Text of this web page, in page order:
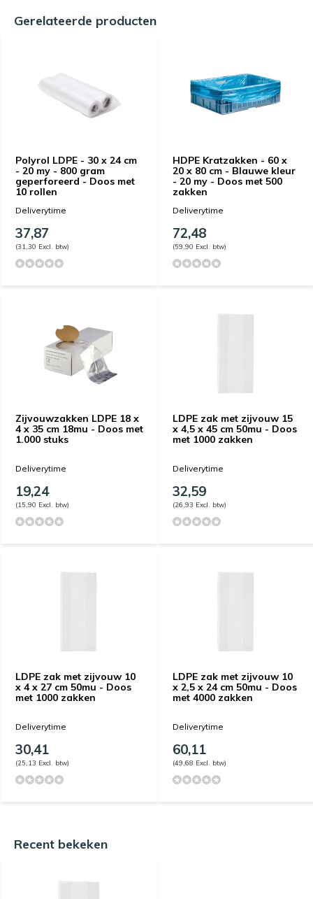
Gerelateerde producten
Polyrol LDPE - 30 x 24 cm
- 20 my - 800 gram
geperforeerd - Doos met
10 rollen
Deliverytime
37,87
(31,30 Excl. btw)
HDPE Kratzakken - 60 x
20 x 80 cm - Blauwe kleur
- 20 my - Doos met 500
zakken
Deliverytime
72,48
(59,90 Excl. btw)
Zijvouwzakken LDPE 18 x
4 x 35 cm 18mu - Doos met
1.000 stuks
Deliverytime
19,24
(15,90 Excl. btw)
LDPE zak met zijvouw 15
x 4,5 x 45 cm 50mu - Doos
met 1000 zakken
Deliverytime
32,59
(26,93 Excl. btw)
LDPE zak met zijvouw 10
x 4 x 27 cm 50mu - Doos
met 1000 zakken
Deliverytime
30,41
(25,13 Excl. btw)
LDPE zak met zijvouw 10
x 2,5 x 24 cm 50mu - Doos
met 4000 zakken
Deliverytime
60,11
(49,68 Excl. btw)
Recent bekeken